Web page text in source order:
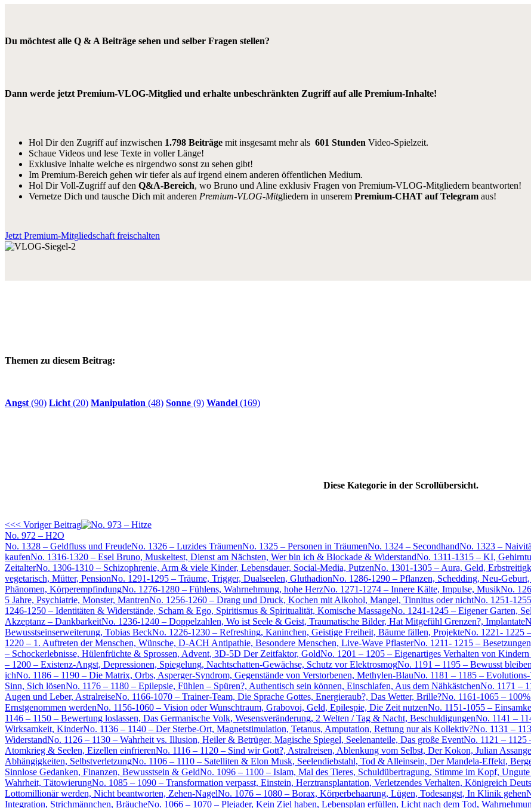
Du möchtest alle Q & A Beiträge sehen und selber Fragen stellen?
Dann werde jetzt Premium-VLOG-Mitglied und erhalte unbeschränkten Zugriff auf alle Premium-Inhalte!
Hol Dir den Zugriff auf inzwischen 1.798 Beiträge mit insgesamt mehr als 601 Stunden Video-Spielzeit.
Schaue Videos und lese Texte in voller Länge!
Exklusive Inhalte welche es nirgendwo sonst zu sehen gibt!
Im Premium-Bereich gehen wir tiefer als auf irgend einem anderen öffentlichen Medium.
Hol Dir Voll-Zugriff auf den Q&A-Bereich, wo Bruno und Aline exklusiv Fragen von Premium-VLOG-Mitgliedern beantworten!
Vernetze Dich und tausche Dich mit anderen Premium-VLOG-Mitgliedern in unserem Premium-CHAT auf Telegram aus!
Jetzt Premium-Mitgliedschaft freischalten
Themen zu diesem Beitrag:
Angst (90) Licht (20) Manipulation (48) Sonne (9) Wandel (169)
Diese Kategorie in der Scrollübersicht.
<<< Voriger Beitrag
No. 972 – H2O
No. 1328 – Geldfluss und FreudeNo. 1326 – Luzides TräumenNo. 1325 – Personen in TräumenNo. 1324 – SecondhandNo. 1323 –
kaufenNo. 1316-1320 – Esel Bruno, Muskeltest, Dienst am Nächsten, Wer bin ich & Blockade & WiderstandNo. 1311-1315 – KI,
ZeitalterNo. 1306-1310 – Schizophrenie, Arm & viele Kinder, Lebensdauer, Social-Media, PutzenNo. 1301-1305 – Aura, Geld,
vegetarisch, Mütter, PensionNo. 1291-1295 – Träume, Trigger, Dualseelen, GluthadionNo. 1286-1290 – Pflanzen, Schedding, Neu-
Phänomen, KörperempfindungNo. 1276-1280 – Fühlens, Wahrnehmung, hohe HerzNo. 1271-1274 – Innere Kälte, Impulse, MusikNo.
5 Jahre, Psychiatrie, Monster, MantrenNo. 1256-1260 – Drang und Druck, Kochen mit Alkohol, Mangel, Tinnitus oder nichtNo. 1251-
1246-1250 – Identitäten & Widerstände, Scham & Ego, Spiritismus & Spiritualität, Komische MassageNo. 1241-1245 – Eigener Garten,
Akzeptanz – DankbarkeitNo. 1236-1240 – Doppelzahlen, Wo ist Seele & Geist, Traumatische Bilder, Hat Mitgefühl Grenzen?, Implantate
Bewusstseinserweiterung, Tobias BeckNo. 1226-1230 – Refreshing, Kaninchen, Geistige Freiheit, Bäume fällen, ProjekteNo. 1221- 1225
1220 – 1. Auftreten der Menschen, Wünsche, D-ACH Antipathie, Besondere Menschen, Live-Wave PflasterNo. 1211- 1215 –
– Schockerlebnisse, Hülenfrüchte & Sprossen, Advent, 3D-5D Der Zeitfaktor, GoldNo. 1201 – 1205 – Eigenartiges Verhalten von
– 1200 – Existenz-Angst, Depressionen, Spiegelung, Nachtschatten-Gewächse, Schutz vor ElektrosmogNo. 1191 – 1195 – Bewusst
ichNo. 1186 – 1190 – Die Matrix, Orbs, Asperger-Syndrom, Gegenstände von Verstorbenen, Methylen-BlauNo. 1181 – 1185 –
Sinn, Sich lösenNo. 1176 – 1180 – Epilepsie, Fühlen – Spüren?, Authentisch sein können, Einschlafen, Aus dem NähkästchenNo. 1171 –
Augen und Leber, AstralreiseNo. 1166-1070 – Trainer-Team, Die Sprache Gottes, Energieraub?, Das Wetter, Brille?No. 1161-1065 –
Ernstgenommen werdenNo. 1156-1060 – Vision oder Wunschtraum, Grabovoi, Geld, Epilespie, Die Zeit nutzenNo. 1151-1055 –
1146 – 1150 – Bewertung loslassen, Das Germanische Volk, Wesensveränderung, 2 Welten / Tag & Nacht, BeschuldigungenNo. 1141 –
Wirksamkeit, KinderNo. 1136 – 1140 – Der Sterbe-Ort, Magnetstimulation, Tetanus, Amputation, Rettung nur als Kollektiv?No. 1131 –
WiderstandNo. 1126 – 1130 – Wahrheit vs. Illusion, Heiler & Betrüger, Magische Spiegel, Seelenanteile, Das große EventNo. 1121 – 1125
Atomkrieg & Seelen, Eizellen einfrierenNo. 1116 – 1120 – Sind wir Gott?, Astralreisen, Ablenkung vom Selbst, Der Kokon, Julian Assange
Abhängigkeiten, SelbstverletzungNo. 1106 – 1110 – Satelliten & Elon Musk, Seelendiebstahl, Tod & Alleinsein, Der Mandela-Effekt,
Sinnlose Gedanken, Finanzen, Bewusstsein & GeldNo. 1096 – 1100 – Islam, Mal des Tieres, Schuldübertragung, Stimme im Kopf,
Wahrheit, TätowierungNo. 1085 – 1090 – Transformation verpasst, Einstein, Herztransplantation, Verletzendes Verhalten, Königreich
Lottomillionär werden, Nicht beantworten, Zehen-NagelNo. 1076 – 1080 – Borax, Körperbehaarung, Lügen, Todesangst, In Klinik gehen
Integration, Strichmännchen, BräucheNo. 1066 – 1070 – Plejader, Kein Ziel haben, Lebensplan erfüllen, Licht nach dem Tod,